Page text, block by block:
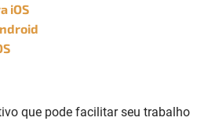
iOS
que pode facilitar seu trabalho